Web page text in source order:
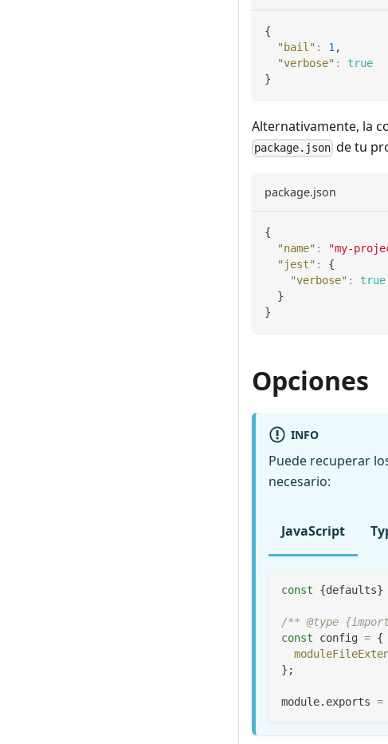
{
"bail" : 1 ,
"verbose" :
true
}
Alternativamente, la
package.json de tu
package.json
{
"name" : "my-
"jest" :
{
"verbose" :
true
}
}
Opciones
INFO
Puede recuperar
necesario:
JavaScript
const {defaults}
/** @type
const config = {
} ;
module. exports =